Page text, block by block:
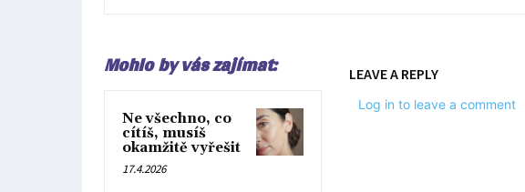
Mohlo by vás zajímat:
Ne všechno, co
cítíš, musíš
okamžitě vyřešit
17.4.2026
LEAVE A REPLY
Log in to leave a comment